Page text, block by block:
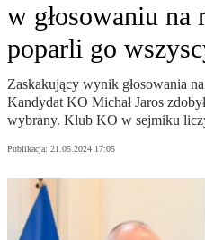
w głosowaniu na
poparli go
Zaskakujący wynik głosowania
Kandydat KO Michał Jaros
wybrany. Klub KO w sejmiku
Publikacja: 21.05.2024 17:05